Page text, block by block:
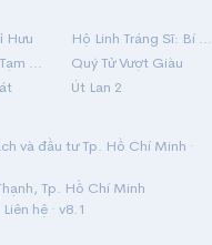
Hưu
Hộ Linh Tráng Sĩ: Bí Ẩn Mộ Vua Đinh
Mãi Nợ Một Lời Tạm Biệt
Quý Tử Vượt Giàu
Út Lan 2
và đầu tư Tp. Hồ Chí Minh ·
Tp. Hồ Chí Minh
Liên hệ· v8.1